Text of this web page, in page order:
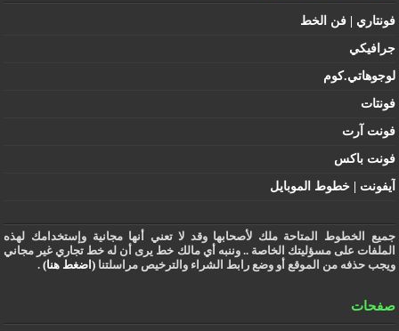
فونتاري | فن الخط
جرافيكي
لوجوهاتي.كوم
فونتات
فونت آرت
فونت باكس
آيفونت | خطوط الموبايل
جميع الخطوط المتاحة ملك لأصحابها وقد لا تعني أنها مجانية وإستخدامك لهذه
الملفات على مسؤليتك الخاصة .. وننبه أي مالك خط يرى أن له خط تجاري غير مجاني
ويجب حذفه من الموقع أو وضع رابط الشراء والترخيص مراسلتنا(اضغط هنا) .
صفحات